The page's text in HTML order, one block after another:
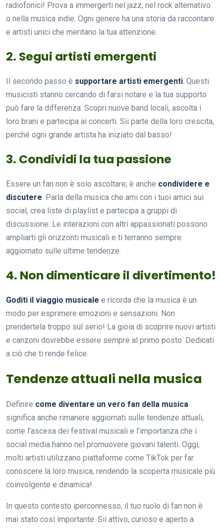
radiofonici! Prova a immergerti nel jazz, nel rock alternativo
o nella musica indie. Ogni genere ha una storia da raccontare
e artisti unici che meritano la tua attenzione.
2. Segui artisti emergenti
Il secondo passo è supportare artisti emergenti. Questi
musicisti stanno cercando di farsi notare e la tua supporto
può fare la differenza. Scopri nuove band locali, ascolta i
loro brani e partecipa ai concerti. Sii parte della loro crescita,
perché ogni grande artista ha iniziato dal basso!
3. Condividi la tua passione
Essere un fan non è solo ascoltare; è anche condividere e
discutere. Parla della musica che ami con i tuoi amici sui
social, crea liste di playlist e partecipa a gruppi di
discussione. Le interazioni con altri appassionati possono
ampliarti gli orizzonti musicali e ti terranno sempre
aggiornato sulle ultime tendenze.
4. Non dimenticare il divertimento!
Goditi il viaggio musicale e ricorda che la musica è un
modo per esprimere emozioni e sensazioni. Non
prendertela troppo sul serio! La gioia di scoprire nuovi artisti
e canzoni dovrebbe essere sempre al primo posto. Dedicati
a ciò che ti rende felice.
Tendenze attuali nella musica
Definire come diventare un vero fan della musica
significa anche rimanere aggiornati sulle tendenze attuali,
come l’ascesa dei festival musicali e l’importanza che i
social media hanno nel promuovere giovani talenti. Oggi,
molti artisti utilizzano piattaforme come TikTok per far
conoscere la loro musica, rendendo la scoperta musicale più
coinvolgente e dinamica!
In questo contesto iperconnesso, il tuo ruolo di fan non è
mai stato così importante. Sii attivo, curioso e aperto a